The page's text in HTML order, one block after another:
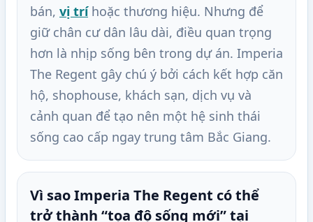
bán, vị tríhoặc thương hiệu. Nhưng để
giữ chân cư dân lâu dài, điều quan trọng
hơn là nhịp sống bên trong dự án. Imperia
The Regent gây chú ý bởi cách kết hợp căn
hộ, shophouse, khách sạn, dịch vụ và
cảnh quan để tạo nên một hệ sinh thái
sống cao cấp ngay trung tâm Bắc Giang.
Vì sao Imperia The Regent có thể
trở thành “tọa độ sống mới” tại